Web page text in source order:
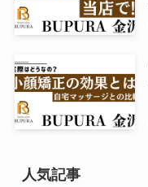
人気記事